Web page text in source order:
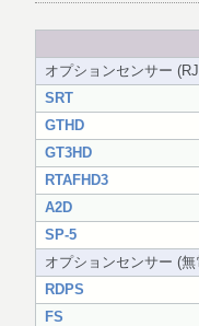
オプションセンサー
SRT
GTHD
GT3HD
RTAFHD3
A2D
SP-5
オプションセンサー (
RDPS
FS